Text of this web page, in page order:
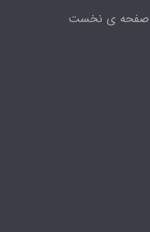
صفحه ی نخست